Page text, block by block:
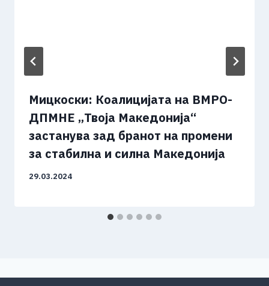
Мицкоски: Коалицијата на ВМРО-
ДПМНЕ „Твоја Македонија“
застанува зад бранот на промени
за стабилна и силна Македонија
29.03.2024